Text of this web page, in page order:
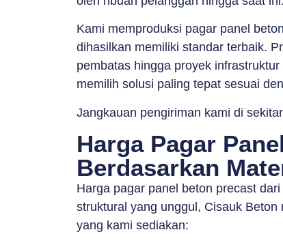
Kami memproduksi pagar panel
dihasilkan memiliki standar terbaik.
pembatas hingga proyek
memilih solusi paling tepat sesuai
Jangkauan pengiriman kami di
Harga Pagar
Berdasarkan
Harga pagar panel beton precast
struktural yang unggul, Cisauk
yang kami sediakan: